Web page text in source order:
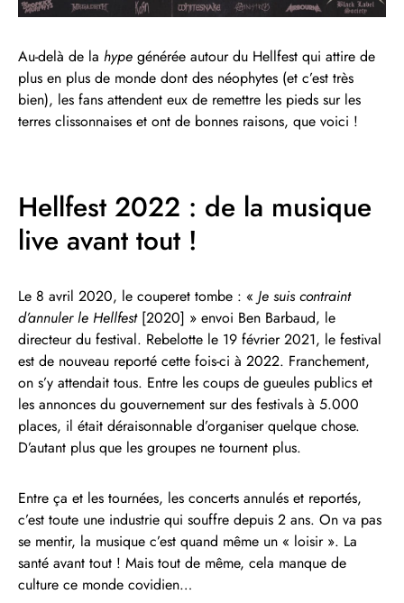
Au-delà de la hype générée autour du Hellfest qui attire de
plus en plus de monde dont des néophytes (et c’est très
bien), les fans attendent eux de remettre les pieds sur les
terres clissonnaises et ont de bonnes raisons, que voici !
Hellfest 2022 : de la musique
live avant tout !
Le 8 avril 2020, le couperet tombe : « Je suis contraint
d’annuler le Hellfest[2020] » envoi Ben Barbaud, le
directeur du festival. Rebelotte le 19 février 2021, le festival
est de nouveau reporté cette fois-ci à 2022. Franchement,
on s’y attendait tous. Entre les coups de gueules publics et
les annonces du gouvernement sur des festivals à 5.000
places, il était déraisonnable d’organiser quelque chose.
D’autant plus que les groupes ne tournent plus.
Entre ça et les tournées, les concerts annulés et reportés,
c’est toute une industrie qui souffre depuis 2 ans. On va pas
se mentir, la musique c’est quand même un « loisir ». La
santé avant tout ! Mais tout de même, cela manque de
culture ce monde covidien…